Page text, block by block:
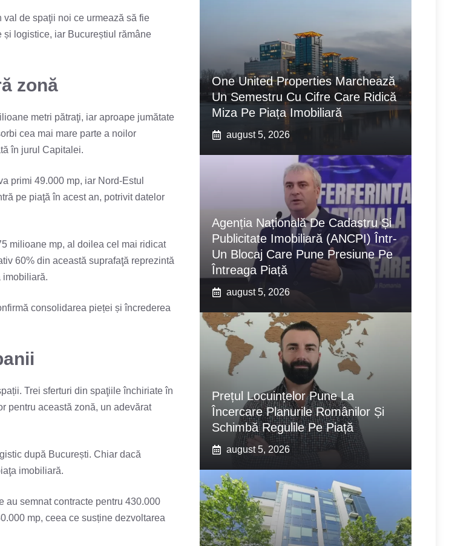
de spaţii noi ce urmează să fie
și logistice, iar Bucureștiul rămâne
zonă
metri pătraţi, iar aproape jumătate
cea mai mare parte a noilor
în jurul Capitalei.
primi 49.000 mp, iar Nord-Estul
pe piaţă în acest an, potrivit datelor
milioane mp, al doilea cel mai ridicat
60% din această suprafaţă reprezintă
imobiliară.
consolidarea pieței și încrederea
Trei sferturi din spaţiile închiriate în
pentru această zonă, un adevărat
după București. Chiar dacă
imobiliară.
au semnat contracte pentru 430.000
mp, ceea ce susține dezvoltarea
One United Properties Marchează
Un Semestru Cu Cifre Care Ridică
Miza Pe Piața Imobiliară
august 5, 2026
Agenția Națională De Cadastru Și
Publicitate Imobiliară (ANCPI) Într-
Un Blocaj Care Pune Presiune Pe
Întreaga Piață
august 5, 2026
Prețul Locuințelor Pune La
Încercare Planurile Românilor Și
Schimbă Regulile Pe Piață
august 5, 2026